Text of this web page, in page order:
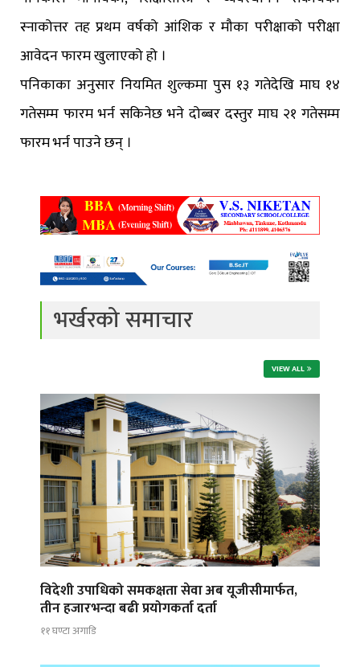
स्नाकोत्तर तह प्रथम वर्षको आंशिक र मौका परीक्षाको परीक्षा
आवेदन फारम खुलाएको हो ।
पनिकाका अनुसार नियमित शुल्कमा पुस १३ गतेदेखि माघ १४
गतेसम्म फारम भर्न सकिनेछ भने दोब्बर दस्तुर माघ २१ गतेसम्म
फारम भर्न पाउने छन् ।
भर्खरको समाचार
VIEW ALL
विदेशी उपाधिको समकक्षता सेवा अब यूजीसीमार्फत,
तीन हजारभन्दा बढी प्रयोगकर्ता दर्ता
११ घण्टा अगाडि